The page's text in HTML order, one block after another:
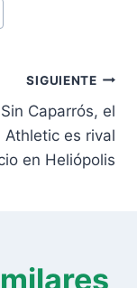
SIGUIENTE
Sin Caparrós, el
Athletic es rival
en Heliópolis